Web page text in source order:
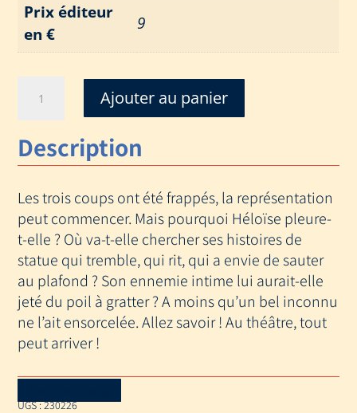
Prix éditeur
en €
9
COUP
DE
THEATRE
Ajouter au panier
Description
Les trois coups ont été frappés, la représentation
peut commencer. Mais pourquoi Héloïse pleure-
t-elle ? Où va-t-elle chercher ses histoires de
statue qui tremble, qui rit, qui a envie de sauter
au plafond ? Son ennemie intime lui aurait-elle
jeté du poil à gratter ? A moins qu’un bel inconnu
ne l’ait ensorcelée. Allez savoir ! Au théâtre, tout
peut arriver !
UGS :230226